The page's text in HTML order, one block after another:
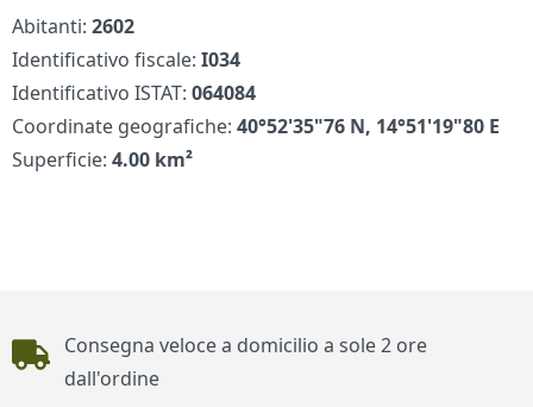
Abitanti:2602
Identificativo fiscale:I034
Identificativo ISTAT:064084
Coordinate geografiche:40°52'35"76 N, 14°51'19"80 E
Superficie:4.00 km²
Piè di pagina
Consegna veloce a domicilio a sole 2 ore
dall'ordine